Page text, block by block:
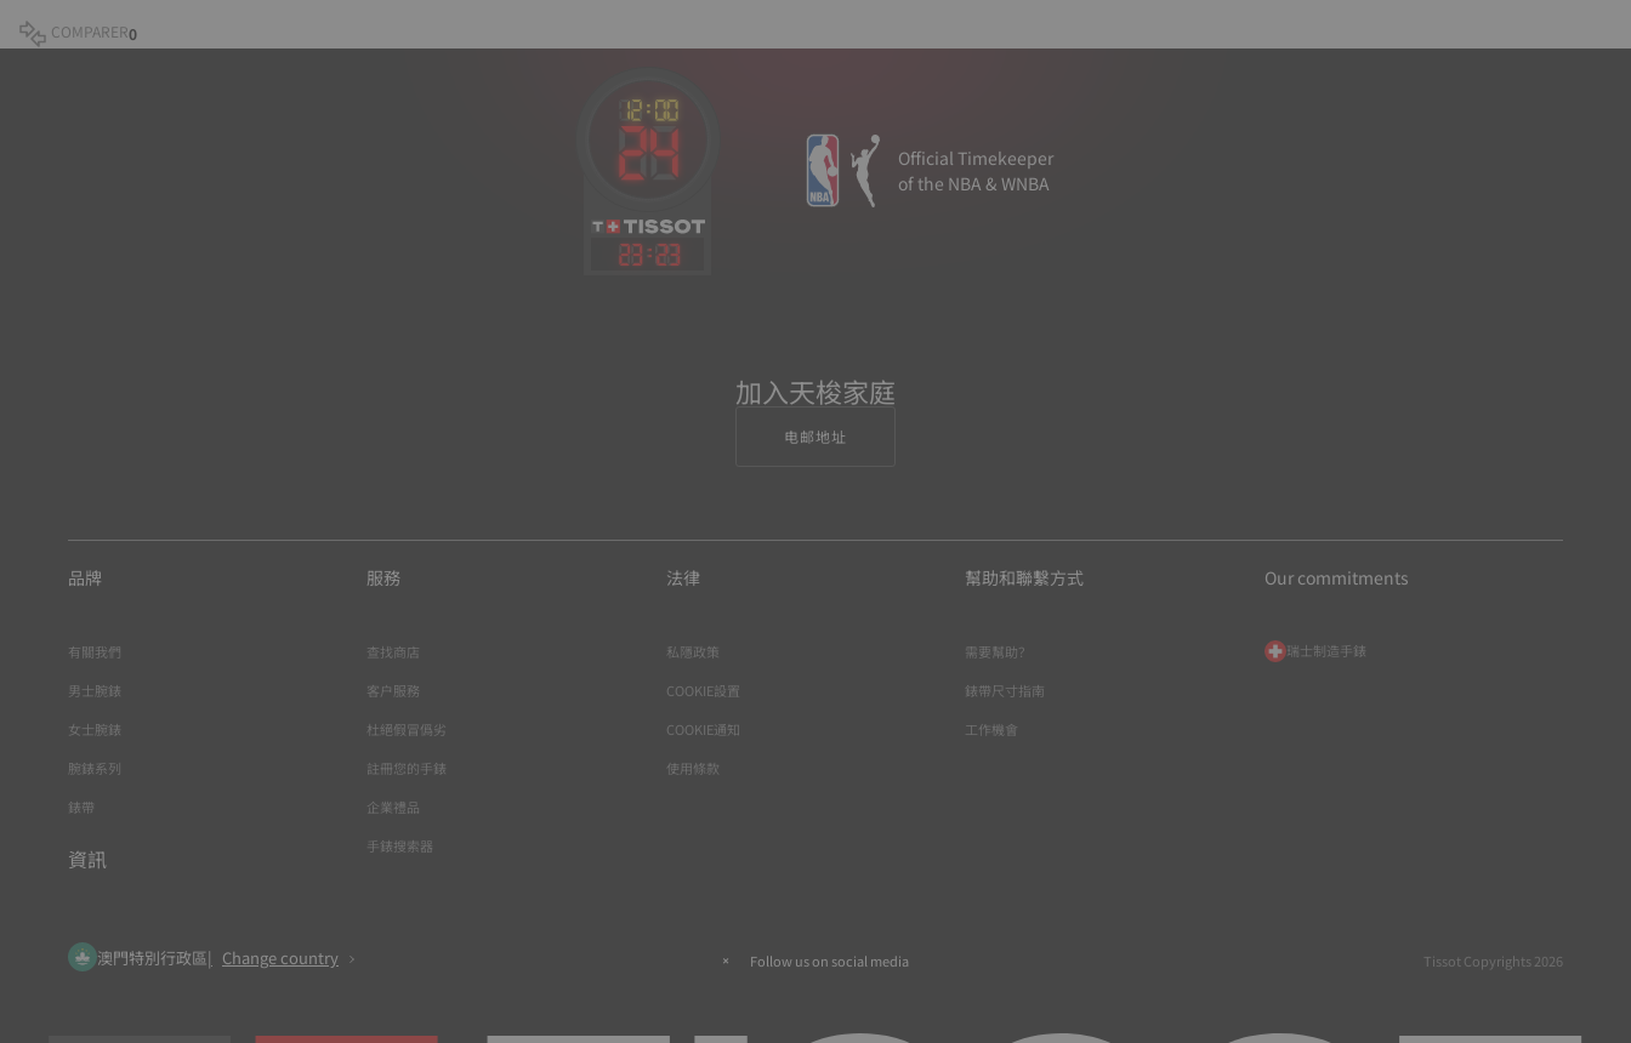
COMPARER0
23:23
Official Timekeeper
of the NBA & WNBA
加入天梭家庭
电邮地址
品牌
有關我們
男士腕錶
女士腕錶
腕錶系列
錶帶
資訊
服務
查找商店
客户服務
杜絕假冒僞劣
註冊您的手錶
企業禮品
手錶搜索器
法律
私隱政策
COOKIE設置
COOKIE通知
使用條款
幫助和聯繫方式
需要幫助？
錶帶尺寸指南
工作機會
Our commitments
瑞士制造手錶
澳門特別行政區 Change country Follow us on social media Tissot Copyrights 2026